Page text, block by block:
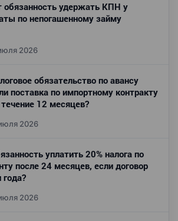
обязанность удержать КПН у
по непогашенному займу
2026
обязательство по авансу
поставка по импортному контракту
12 месяцев?
2026
уплатить 20% налога по
после 24 месяцев, если договор
2026